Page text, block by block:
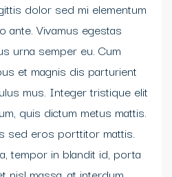
dolor sed mi elementum
ante. Vivamus egestas
urna semper eu. Cum
et magnis dis parturient
mus. Integer tristique elit
quis dictum metus mattis.
sed eros porttitor mattis.
tempor in blandit id, porta